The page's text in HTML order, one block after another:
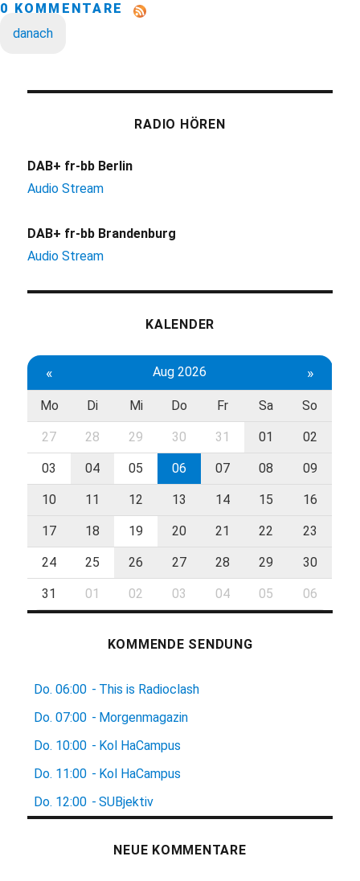
0 KOMMENTARE
danach
RADIO HÖREN
DAB+ fr-bb Berlin
Audio Stream
DAB+ fr-bb Brandenburg
Audio Stream
KALENDER
« Aug 2026 »
Mo Di Mi Do Fr Sa So
27 28 29 30 31 01 02
03 04 05 06 07 08 09
10 11 12 13 14 15 16
17 18 19 20 21 22 23
24 25 26 27 28 29 30
31 01 02 03 04 05 06
KOMMENDE SENDUNG
Do. 06:00 - This is Radioclash
Do. 07:00 - Morgenmagazin
Do. 10:00 - Kol HaCampus
Do. 11:00 - Kol HaCampus
Do. 12:00 - SUBjektiv
NEUE KOMMENTARE